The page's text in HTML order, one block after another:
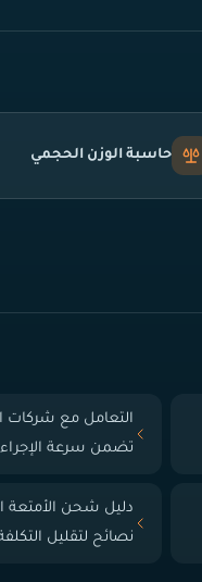
حاسبة الوزن الحجمي
التعامل مع شركات
تضمن سرعة
دليل شحن
نصائح لتقليل